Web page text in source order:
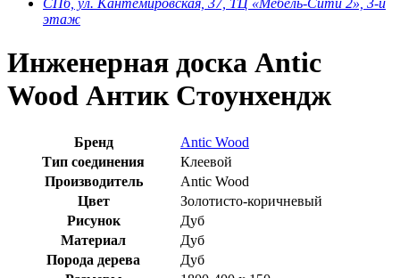
СПб, ул. Кантемировская, 37, ТЦ «Мебель-Сити 2», 3-й
этаж
Инженерная доска Antic
Wood Антик Стоунхендж
Бренд
Antic Wood
Тип соединения
Клеевой
Производитель
Antic Wood
Цвет
Золотисто-коричневый
Рисунок
Дуб
Материал
Дуб
Порода дерева
Дуб